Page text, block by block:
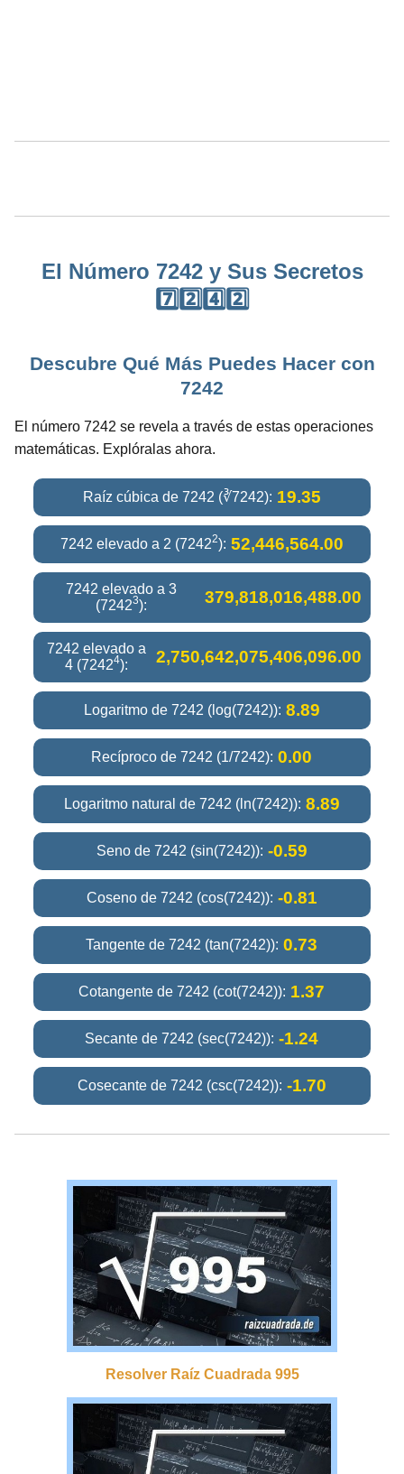
El Número 7242 y Sus Secretos
7️⃣2️⃣4️⃣2️⃣
Descubre Qué Más Puedes Hacer con
7242
El número 7242 se revela a través de estas operaciones
matemáticas. Explóralas ahora.
Raíz cúbica de 7242 (∛7242): 19.35
7242 elevado a 2 (72422): 52,446,564.00
7242 elevado a 3
(72423): 379,818,016,488.00
7242 elevado a
4 (72424): 2,750,642,075,406,096.00
Logaritmo de 7242 (log(7242)): 8.89
Recíproco de 7242 (1/7242): 0.00
Logaritmo natural de 7242 (ln(7242)): 8.89
Seno de 7242 (sin(7242)): -0.59
Coseno de 7242 (cos(7242)): -0.81
Tangente de 7242 (tan(7242)): 0.73
Cotangente de 7242 (cot(7242)): 1.37
Secante de 7242 (sec(7242)): -1.24
Cosecante de 7242 (csc(7242)): -1.70
Resolver Raíz Cuadrada 995